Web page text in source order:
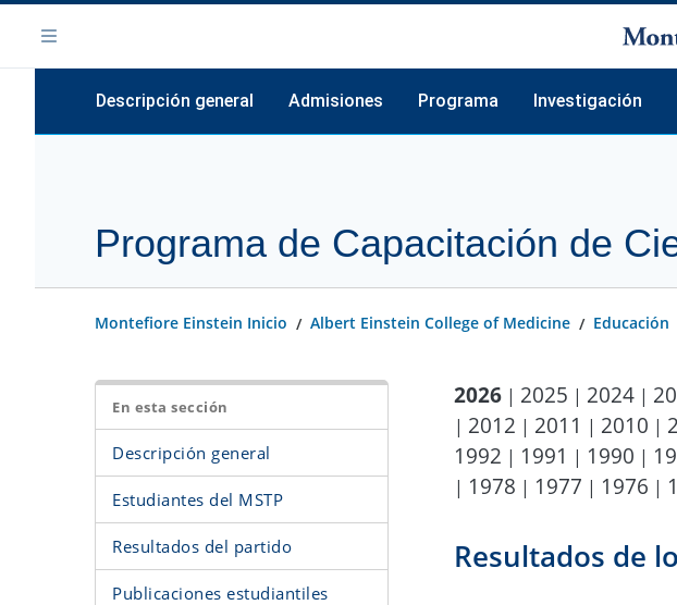
contenido
Navegación
Menú
Descripción general Admisiones
Fechas importantes
Entrevista y revisión
Estudiantes internacionales
Programa
Descripción
Cursos
Investigación
Ambiente
Programas de
Programa de Capacitación de
Montefiore Einstein Inicio Albert Einstein College of Medicine Educación
En esta sección
Descripción general
Estudiantes del MSTP
Resultados del partido
Publicaciones estudiantiles
2026 | 2025 | 2024 |
| 2012 | 2011 | 2010 |
1992 | 1991 | 1990 |
| 1978 | 1977 | 1976 |
Resultados de